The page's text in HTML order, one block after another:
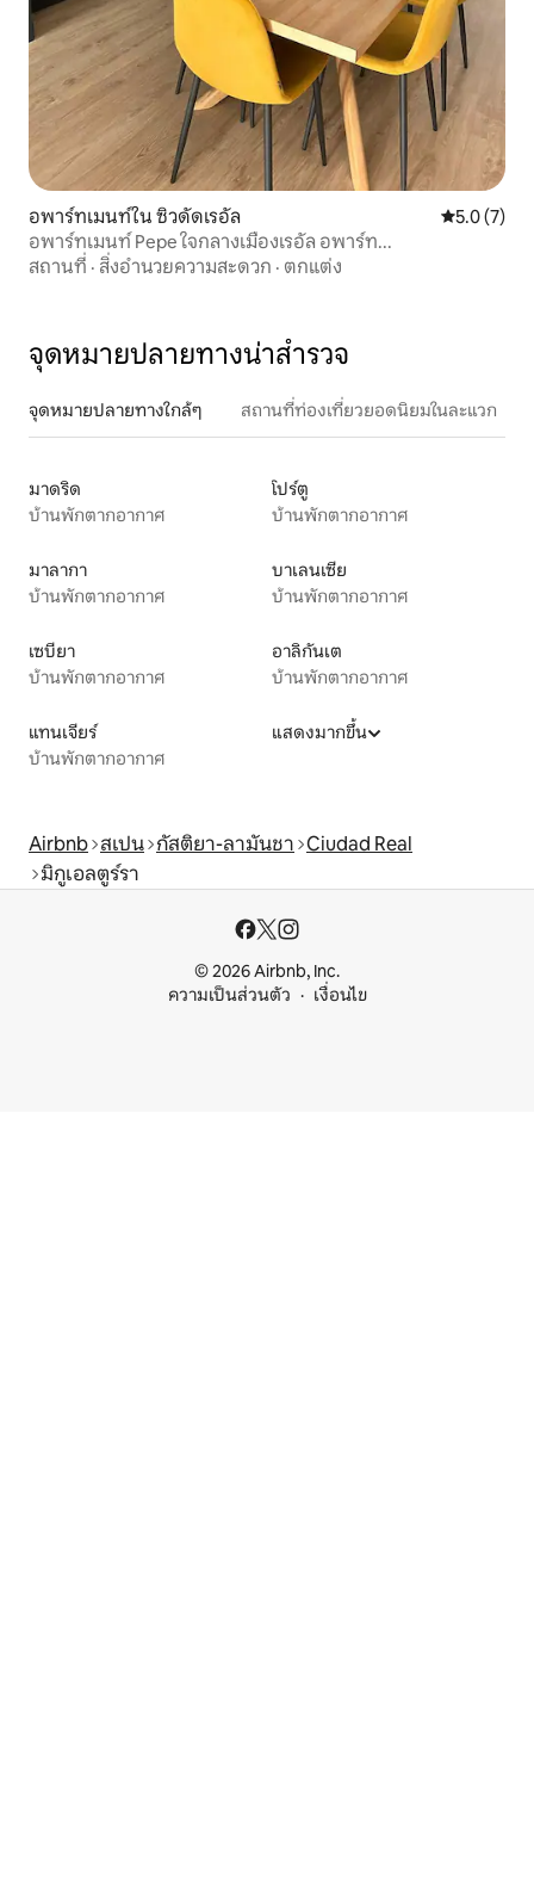
อพาร์ทเมนท์ใน ซิวดัดเรอัล คะแนนเฉลี่
5.0 (7)
อพาร์ทเมนท์ Pepe ใจกลางเมืองเรอัล อพาร์ท...
สถานที่ · สิ่งอำนวยความสะดวก · ตกแต่ง
จุดหมายปลายทางน่าสำรวจ
จุดหมายปลายทางใกล้ๆ สถานที่ท่องเที่ยวยอดนิยมในละแวก
มาดริด
บ้านพักตากอากาศ
โปร์ตู
บ้านพักตากอากาศ
มาลากา
บ้านพักตากอากาศ
บาเลนเซีย
บ้านพักตากอากาศ
เซบียา
บ้านพักตากอากาศ
อาลิกันเต
บ้านพักตากอากาศ
แทนเจียร์
บ้านพักตากอากาศ
แสดงมากขึ้น
Airbnb สเปน กัสติยา-ลามันชา Ciudad Real
มิกูเอลตูร์รา
© 2026 Airbnb, Inc.
ความเป็นส่วนตัว
เงื่อนไข